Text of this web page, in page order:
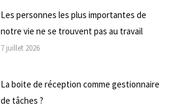
Les personnes les plus importantes de
notre vie ne se trouvent pas au travail
7 juillet 2026
La boite de réception comme gestionnaire
de tâches ?